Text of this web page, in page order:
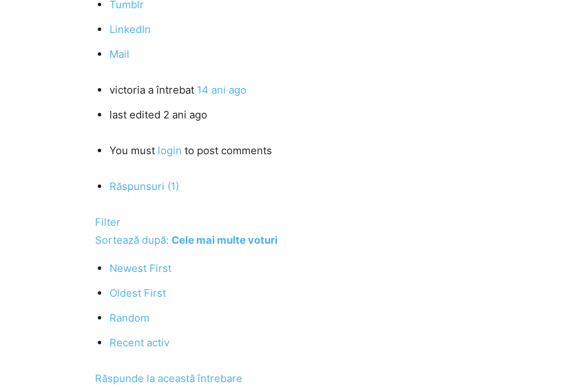
Tumblr
LinkedIn
Mail
victoria a întrebat 14 ani ago
last edited 2 ani ago
You must login to post comments
Răspunsuri (1)
Filter
Sortează după: Cele mai multe voturi
Newest First
Oldest First
Random
Recent activ
Răspunde la această întrebare